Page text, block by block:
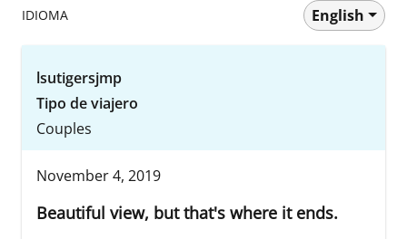
IDIOMA English
lsutigersjmp
Tipo de viajero
Couples
November 4, 2019
Beautiful view, but that's where it ends.